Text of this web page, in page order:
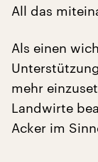
All das
Als einen
mehr
Landwirte
Acker im